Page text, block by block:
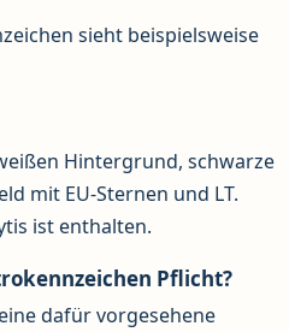
sieht beispielsweise
Hintergrund, schwarze
mit EU-Sternen und LT.
ist enthalten.
Pflicht?
dafür vorgesehene